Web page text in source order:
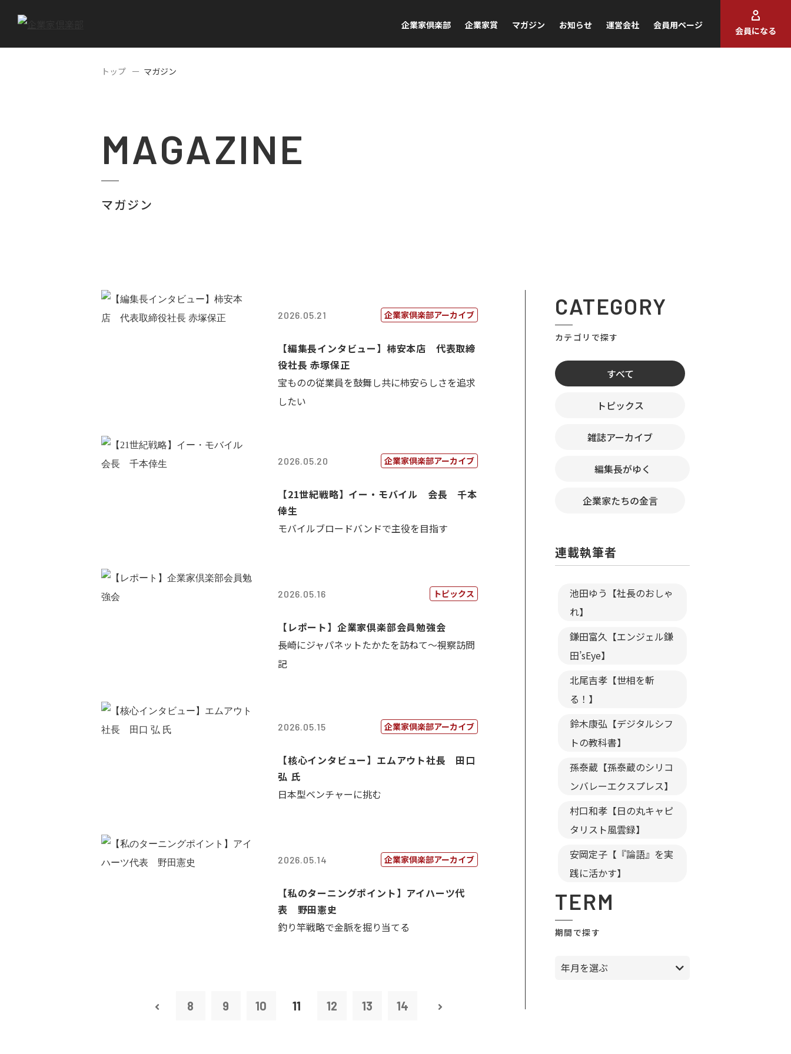
企業家倶楽部 企業家賞 マガジン お知らせ 運営会社 会員用ページ
会員になる
トップ マガジン
MAGAZINE
マガジン
2026.05.21 企業家倶楽部アーカイブ
【編集長インタビュー】柿安本店 代表取締
役社長 赤塚保正
宝ものの従業員を鼓舞し共に柿安らしさを追求
したい
2026.05.20 企業家倶楽部アーカイブ
【21世紀戦略】イー・モバイル 会長 千本
倖生
モバイルブロードバンドで主役を目指す
2026.05.16 トピックス
【レポート】企業家倶楽部会員勉強会
長崎にジャパネットたかたを訪ねて～視察訪問
記
2026.05.15 企業家倶楽部アーカイブ
【核心インタビュー】エムアウト社長 田口
弘 氏
日本型ベンチャーに挑む
2026.05.14 企業家倶楽部アーカイブ
【私のターニングポイント】アイハーツ代
表 野田憲史
釣り竿戦略で金脈を掘り当てる
8 9 10 11 12 13 14
CATEGORY
カテゴリで探す
すべて
トピックス
雑誌アーカイブ
編集長がゆく
企業家たちの金言
連載執筆者
池田ゆう【社長のおしゃ
れ】
鎌田富久【エンジェル鎌
田’sEye】
北尾吉孝【世相を斬
る！】
鈴木康弘【デジタルシフ
トの教科書】
孫泰蔵【孫泰蔵のシリコ
ンバレーエクスプレス】
村口和孝【日の丸キャピ
タリスト風雲録】
安岡定子【『論語』を実
践に活かす】
TERM
期間で探す
年月を選ぶ